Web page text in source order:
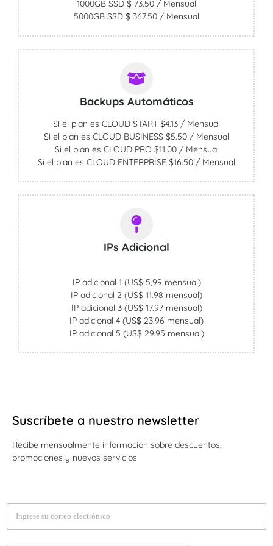
1000GB SSD $ 73.50 / Mensual
5000GB SSD $ 367.50 / Mensual
Backups Automáticos
Si el plan es CLOUD START $4.13 / Mensual
Si el plan es CLOUD BUSINESS $5.50 / Mensual
Si el plan es CLOUD PRO $11.00 / Mensual
Si el plan es CLOUD ENTERPRISE $16.50 / Mensual
IPs Adicional
IP adicional 1 (US$ 5,99 mensual)
IP adicional 2 (US$ 11.98 mensual)
IP adicional 3 (US$ 17.97 mensual)
IP adicional 4 (US$ 23.96 mensual)
IP adicional 5 (US$ 29.95 mensual)
Suscríbete a nuestro newsletter
Recibe mensualmente información sobre descuentos,
promociones y nuevos servicios
E
a
i